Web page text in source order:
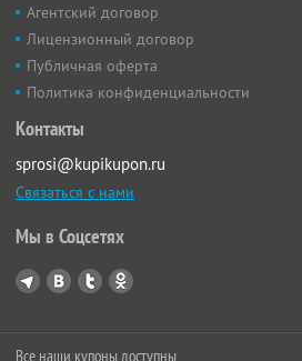
Агентский договор
Лицензионный договор
Публичная оферта
Политика конфиденциальности
Контакты
sprosi@kupikupon.ru
Связаться с нами
Мы в Соцсетях
Все наши купоны доступны